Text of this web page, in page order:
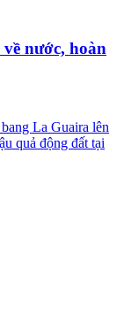
nước, hoàn
La Guaira lên
quả động đất tại